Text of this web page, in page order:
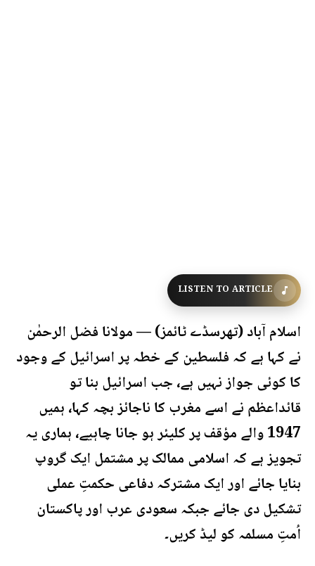
LISTEN TO ARTICLE
اسلام آباد (تھرسڈے ٹائمز) — مولانا فضل الرحمٰن
نے کہا ہے کہ فلسطین کے خطہ پر اسرائیل کے وجود
کا کوئی جواز نہیں ہے، جب اسرائیل بنا تو
قائداعظم نے اسے مغرب کا ناجائز بچہ کہا، ہمیں
1947 والے مؤقف پر کلیئر ہو جانا چاہیے، ہماری یہ
تجویز ہے کہ اسلامی ممالک پر مشتمل ایک گروپ
بنایا جائے اور ایک مشترکہ دفاعی حکمتِ عملی
تشکیل دی جائے جبکہ سعودی عرب اور پاکستان
اُمتِ مسلمہ کو لیڈ کریں۔